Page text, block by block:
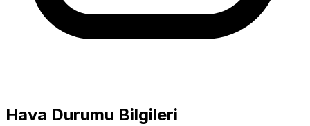
Hava Durumu Bilgileri